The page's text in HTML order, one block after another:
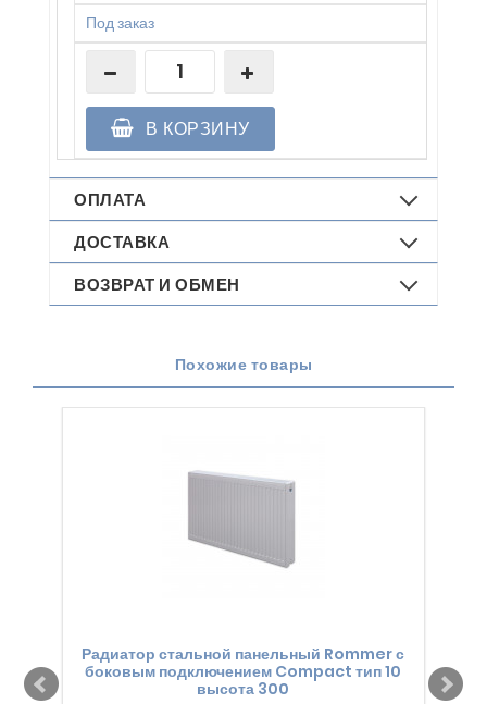
Под заказ
В КОРЗИНУ
ОПЛАТА
ДОСТАВКА
ВОЗВРАТ И ОБМЕН
Похожие товары
Радиатор стальной панельный Rommer с
боковым подключением Compact тип 10
высота 300